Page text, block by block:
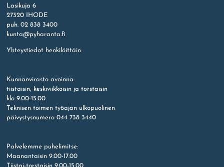
Lasikuja 6
27320 IHODE
puh. 02 838 3400
kunta@pyharanta.fi
Yhteystiedot henkilöittäin
Kunnanvirasto avoinna:
tiistaisin, keskiviikkoisin ja torstaisin
klo 9.00-15.00
Teknisen toimen työajan ulkopuolinen
päivystysnumero 044 738 3440
Palvelemme puhelimitse:
Maanantaisin 9.00-17.00